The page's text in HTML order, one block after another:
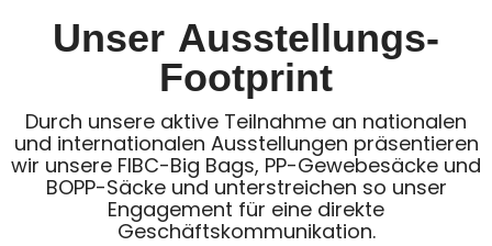
Unser Ausstellungs-
Footprint
Durch unsere aktive Teilnahme an nationalen
und internationalen Ausstellungen präsentieren
wir unsere FIBC-Big Bags, PP-Gewebesäcke und
BOPP-Säcke und unterstreichen so unser
Engagement für eine direkte
Geschäftskommunikation.